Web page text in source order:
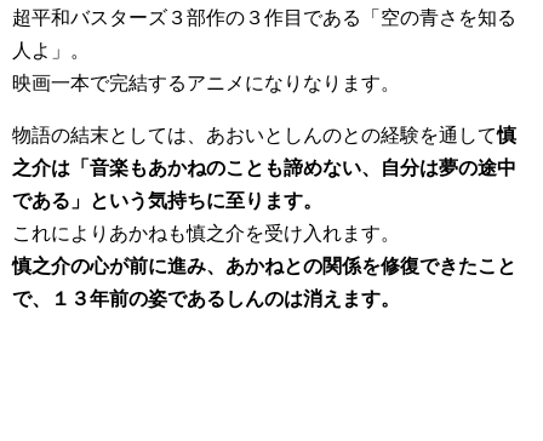
超平和バスターズ３部作の３作目である「空の青さを知る
人よ」。
映画一本で完結するアニメになりなります。
物語の結末としては、あおいとしんのとの経験を通して慎
之介は「音楽もあかねのことも諦めない、自分は夢の途中
である」という気持ちに至ります。
これによりあかねも慎之介を受け入れます。
慎之介の心が前に進み、あかねとの関係を修復できたこと
で、１３年前の姿であるしんのは消えます。